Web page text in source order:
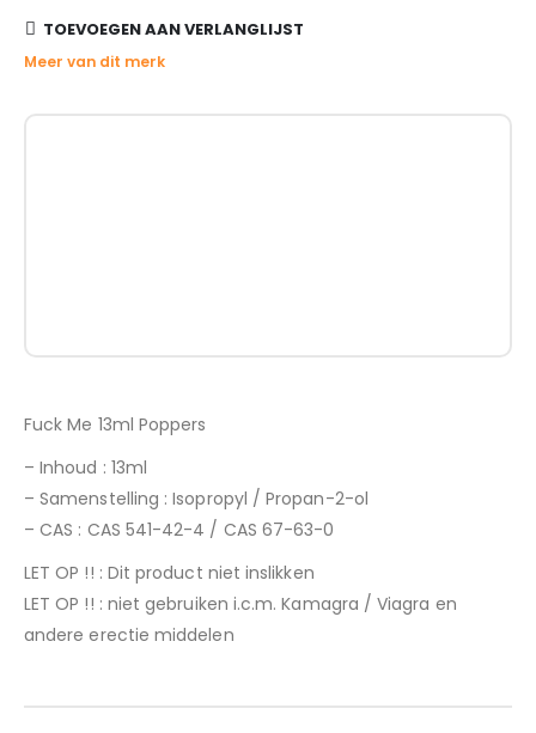
TOEVOEGEN AAN VERLANGLIJST
Meer van dit merk
Fuck Me 13ml Poppers
– Inhoud : 13ml
– Samenstelling : Isopropyl / Propan-2-ol
– CAS : CAS 541-42-4 / CAS 67-63-0
LET OP !! : Dit product niet inslikken
LET OP !! : niet gebruiken i.c.m. Kamagra / Viagra en
andere erectie middelen